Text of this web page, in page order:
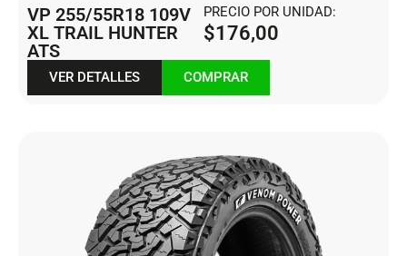
VP 255/55R18 109V
XL TRAIL HUNTER
ATS
PRECIO POR UNIDAD:
$176,00
VER DETALLES COMPRAR